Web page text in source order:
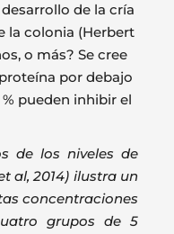
de la cría
la colonia (Herbert
o más? Se cree
por debajo
pueden inhibir el
de los niveles de
al, 2014) ilustra un
concentraciones
grupos de 5